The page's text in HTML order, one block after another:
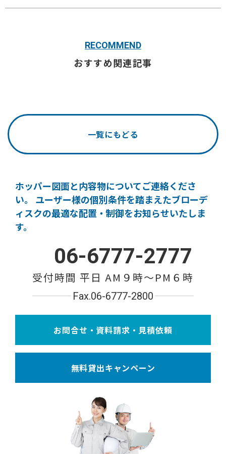
RECOMMEND
おすすめ関連記事
一覧にもどる
ホッパー図面と内容物についてご連絡くださ
い。
ユーザー様の個別条件を踏まえたブローデ
ィスクの最適な配置・制御をお知らせいたしま
す。
06-6777-2777
受付時間 平日 AM９時〜PM６時
Fax.06-6777-2800
お問合せ・資料請求・見積依頼
無料貸出キャンペーン